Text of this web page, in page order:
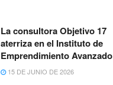
La consultora Objetivo 17
aterriza en el Instituto de
Emprendimiento Avanzado
15 DE JUNIO DE 2026